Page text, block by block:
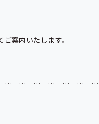
案内いたします。